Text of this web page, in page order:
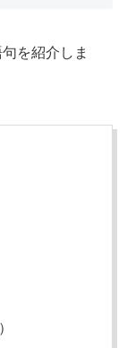
を紹介しま